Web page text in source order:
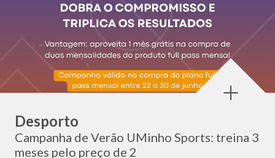
Categoria:
Desporto
Campanha de Verão UMinho Sports: treina 3
meses pelo preço de 2